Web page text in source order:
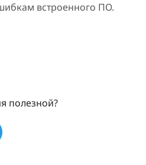
встроенного ПО.
полезной?